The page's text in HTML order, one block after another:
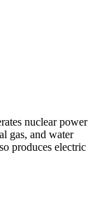
nuclear power
gas, and water
produces electric